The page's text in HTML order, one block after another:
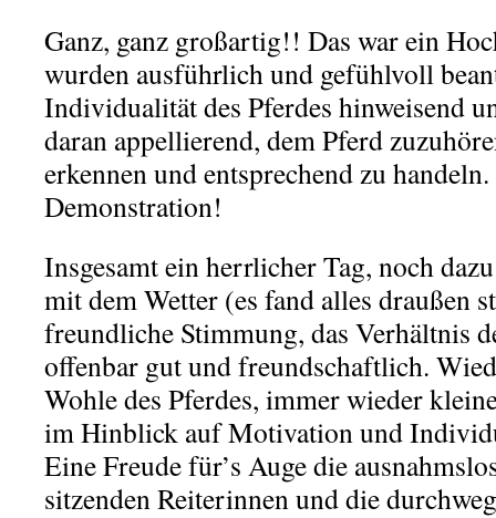
Ganz, ganz großartig!! Das war ein
wurden ausführlich und gefühlvoll
Individualität des Pferdes hinweisend
daran appellierend, dem Pferd
erkennen und entsprechend zu
Demonstration!
Insgesamt ein herrlicher Tag, noch
mit dem Wetter (es fand alles draußen
freundliche Stimmung, das Verhältnis
offenbar gut und freundschaftlich.
Wohle des Pferdes, immer wieder
im Hinblick auf Motivation und
Eine Freude für’s Auge die
sitzenden Reiterinnen und die